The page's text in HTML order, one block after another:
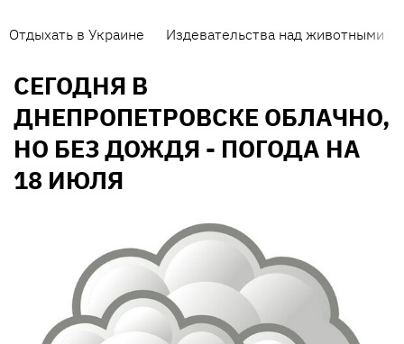
Отдыхать в Украине Издевательства над животными
СЕГОДНЯ В
ДНЕПРОПЕТРОВСКЕ ОБЛАЧНО,
НО БЕЗ ДОЖДЯ - ПОГОДА НА
18 ИЮЛЯ